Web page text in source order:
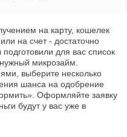
на карту, кошелек
на счет - достаточно
для вас список
микрозайм.
выберите несколько
шанса на одобрение
Оформляйте заявку
будут у вас уже в